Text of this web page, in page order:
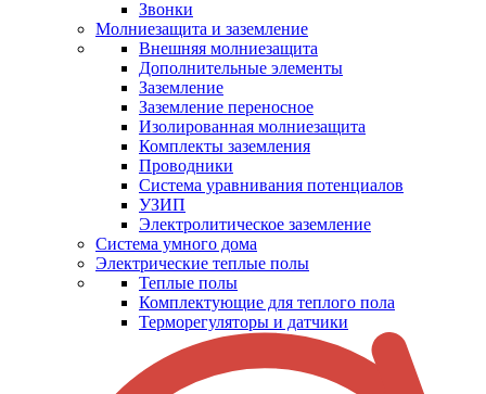
Звонки
Молниезащита и заземление
Внешняя молниезащита
Дополнительные элементы
Заземление
Заземление переносное
Изолированная молниезащита
Комплекты заземления
Проводники
Система уравнивания потенциалов
УЗИП
Электролитическое заземление
Система умного дома
Электрические теплые полы
Теплые полы
Комплектующие для теплого пола
Терморегуляторы и датчики